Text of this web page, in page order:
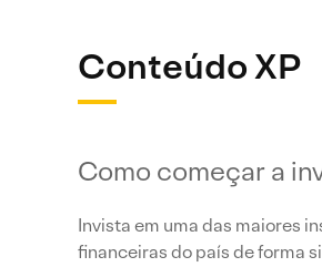
Conteúdo XP
Como começar a
Invista em uma das maiores
financeiras do país de forma